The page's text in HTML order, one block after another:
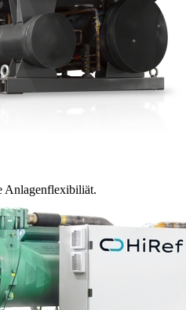
Anlagenflexibiliät.